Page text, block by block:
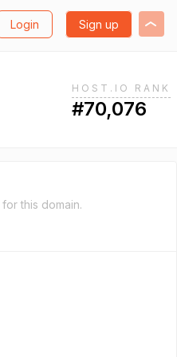
Login Sign up
HOST.IO RANK
#70,076
this domain.